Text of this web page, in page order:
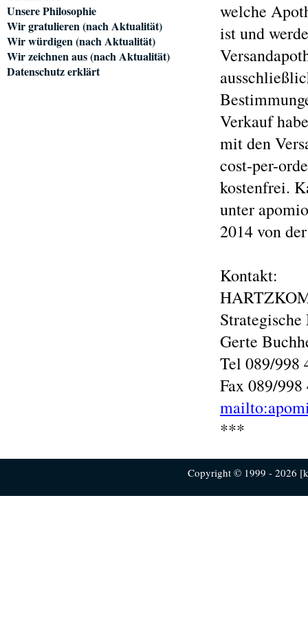
welche
ist und
Verkauf
mit den
cost-per-
kostenfrei.
unter
2014 von
Kontakt:
Gerte
Tel 089/998
Fax 089/
***
Unsere Philosophie
Wir gratulieren (nach Aktualität)
Wir würdigen (nach Aktualität)
Wir zeichnen aus (nach Aktualität)
Datenschutz erklärt
Copyright © 1999 - 2026